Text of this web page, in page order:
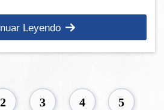
Leyendo
2 3 4 5